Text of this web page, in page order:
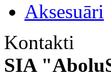
Aksesuāri
Kontakti
SIA